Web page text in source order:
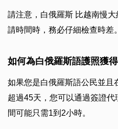
請注意，白俄羅斯 比越南慢
請時間時，務必仔細檢查時差。
如何為白俄羅斯語護照獲
如果您是白俄羅斯語公民並且
超過45天，您可以通過簽證
間可能只需1到2小時。